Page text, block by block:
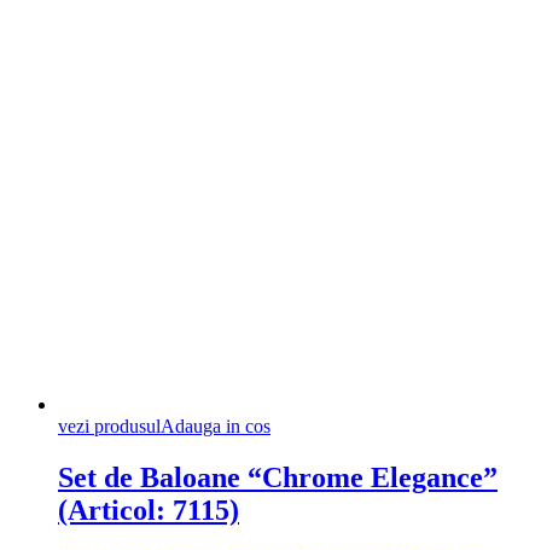
vezi produsulAdauga in cos
Set de Baloane “Chrome Elegance”
(Articol: 7115)